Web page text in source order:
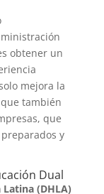
obtener un
mejora la
también
que
y
Dual
Latina (DHLA)